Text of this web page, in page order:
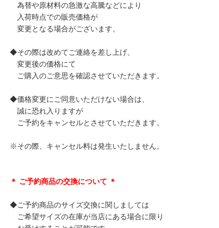
為替や原材料の急激な高騰などにより
入荷時点での販売価格が
変更となる場合がございます。
◆その際は改めてご連絡を差し上げ、
変更後の価格にて
ご購入のご意思を確認させていただきます。
◆価格変更にご同意いただけない場合は、
誠に恐れ入りますが
ご予約をキャンセルとさせていただきます。
※その際、キャンセル料は発生いたしません。
＊ ご予約商品の交換について ＊
◆ご予約商品のサイズ交換に関しましては
ご希望サイズの在庫が当店にある場合に限り